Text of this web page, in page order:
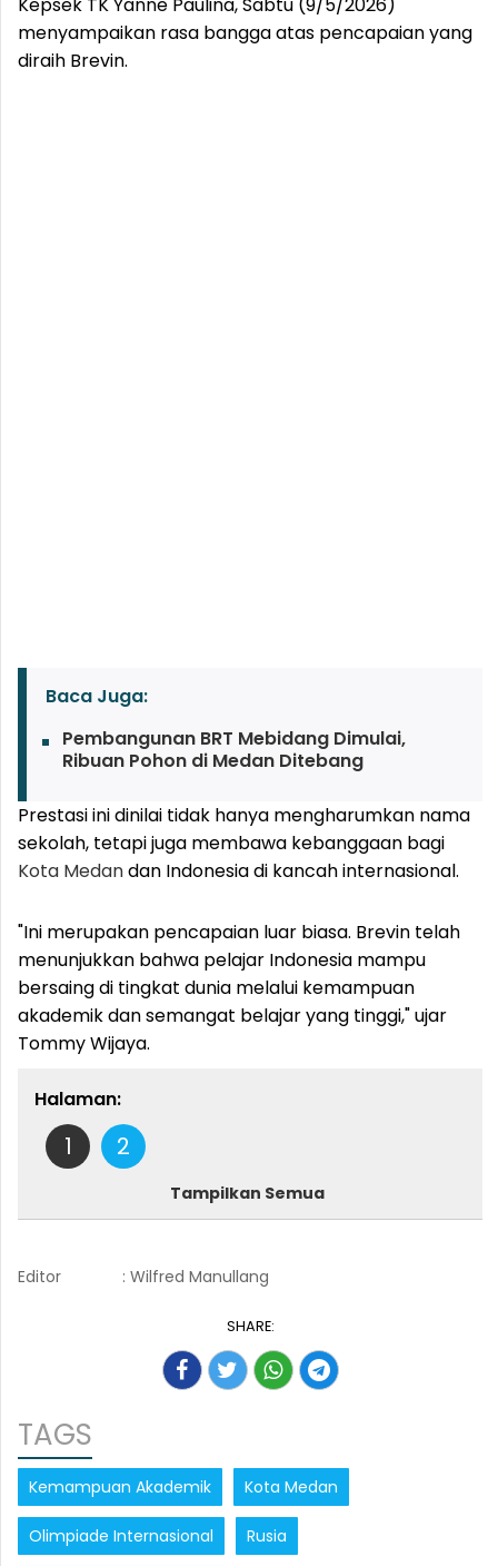
menyampaikan rasa bangga atas pencapaian yang
diraih Brevin.
Baca Juga:
Pembangunan BRT Mebidang Dimulai,
Ribuan Pohon di Medan Ditebang
Prestasi ini dinilai tidak hanya mengharumkan nama
sekolah, tetapi juga membawa kebanggaan bagi
Kota Medandan Indonesia di kancah internasional.
"Ini merupakan pencapaian luar biasa. Brevin telah
menunjukkan bahwa pelajar Indonesia mampu
bersaing di tingkat dunia melalui kemampuan
akademik dan semangat belajar yang tinggi," ujar
Tommy Wijaya.
Halaman:
1 2
Tampilkan Semua
Editor : Wilfred Manullang
SHARE:
TAGS
Kemampuan Akademik Kota Medan
Olimpiade Internasional Rusia